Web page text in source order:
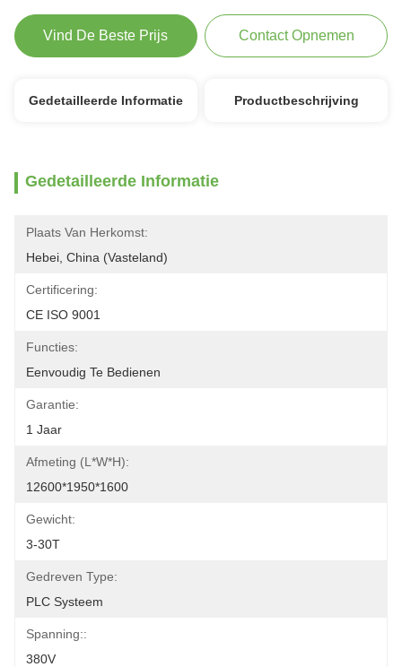
Vind De Beste Prijs Contact Opnemen
Gedetailleerde Informatie Productbeschrijving
Gedetailleerde Informatie
Plaats Van Herkomst:
Hebei, China (Vasteland)
Certificering:
CE ISO 9001
Functies:
Eenvoudig Te Bedienen
Garantie:
1 Jaar
Afmeting (L*W*H):
12600*1950*1600
Gewicht:
3-30T
Gedreven Type:
PLC Systeem
Spanning::
380V